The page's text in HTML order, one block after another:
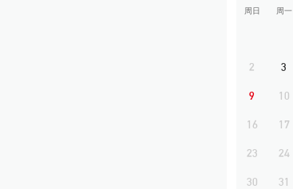
周日 周一
2 3
9 10
16 17
23 24
30 31